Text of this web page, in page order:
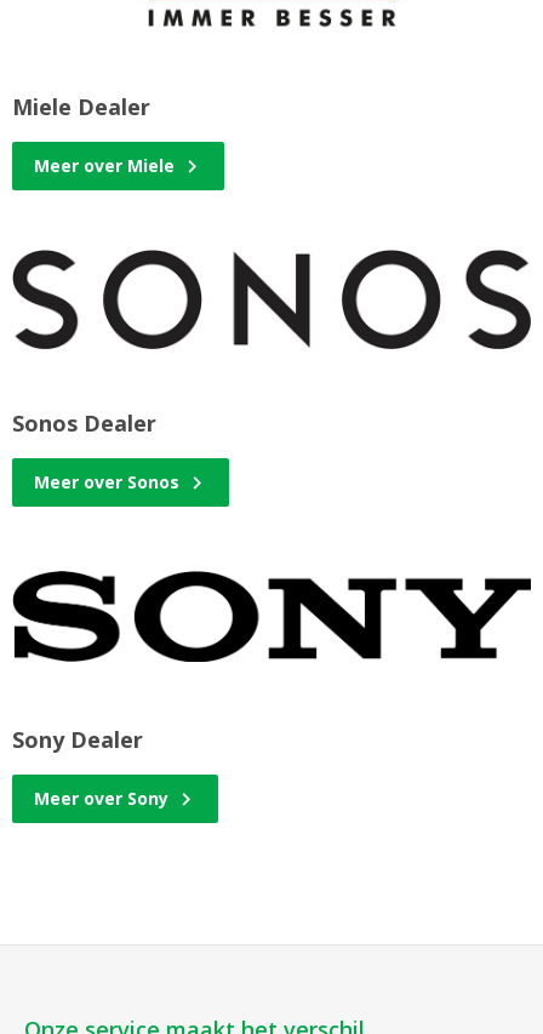
Miele Dealer
Meer over Miele
Sonos Dealer
Meer over Sonos
Sony Dealer
Meer over Sony